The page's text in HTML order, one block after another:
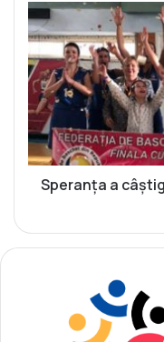
l
o
v
s
-
a
c
l
a
p
S
p
e
r
a
n
ț
a
a
Speranța a